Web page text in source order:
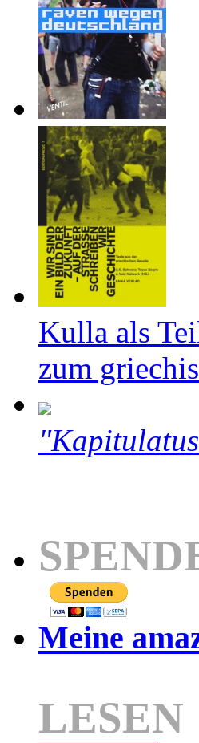
Kulla als
zum
Meine
LESEN